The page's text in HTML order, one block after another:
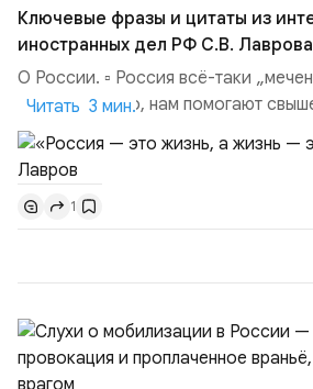
Ключевые фразы и цитаты из
иностранных дел РФ С.В.
О России. ▫️ Россия всё-таки
совсем тяжело, нам помогают
национальные интересы на внешней
чтобы мы были самостоятельной
самостоятельной цивилизацией.
были надёжно обеспечены. ▫️ Россия
Россия сосредотачивается
Читать 3 мин.
1